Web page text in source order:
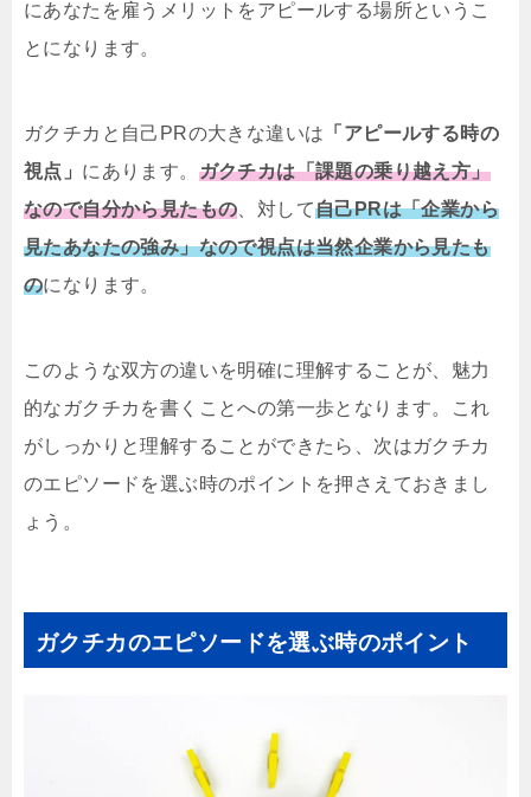
にあなたを雇うメリットをアピールする場所というこ
とになります。
ガクチカと自己PRの大きな違いは 「アピールする時の
視点」 にあります。 ガクチカは「課題の乗り越え方」
なので自分から見たもの 、対して自己PRは「企業から
見たあなたの強み」なので視点は当然企業から見たも
のになります。
このような双方の違いを明確に理解することが、魅力
的なガクチカを書くことへの第一歩となります。これ
がしっかりと理解することができたら、次はガクチカ
のエピソードを選ぶ時のポイントを押さえておきまし
ょう。
ガクチカのエピソードを選ぶ時のポイント